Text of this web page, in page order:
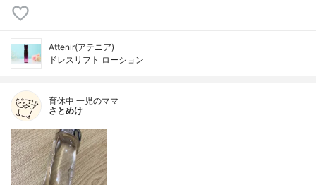
Attenir(アテニア)
ドレスリフト ローション
育休中 一児のママ
さとめけ